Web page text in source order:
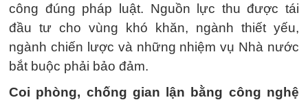
công đúng pháp luật. Nguồn lực thu được tái
đầu tư cho vùng khó khăn, ngành thiết yếu,
ngành chiến lược và những nhiệm vụ Nhà nước
bắt buộc phải bảo đảm.
Coi phòng, chống gian lận bằng công nghệ